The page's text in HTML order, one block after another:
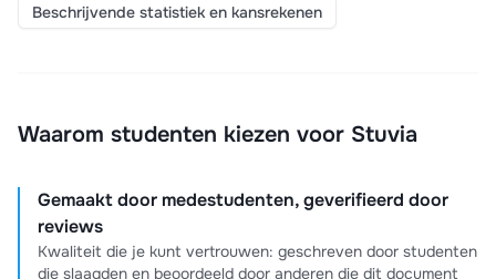
Beschrijvende statistiek en kansrekenen
Waarom studenten kiezen voor Stuvia
Gemaakt door medestudenten, geverifieerd door
reviews
Kwaliteit die je kunt vertrouwen: geschreven door studenten
die slaagden en beoordeeld door anderen die dit document